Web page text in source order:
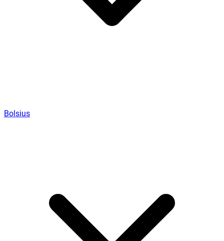
Bolsius